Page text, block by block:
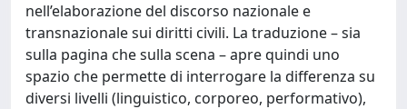
nell’elaborazione del discorso nazionale e
transnazionale sui diritti civili. La traduzione – sia
sulla pagina che sulla scena – apre quindi uno
spazio che permette di interrogare la differenza su
diversi livelli (linguistico, corporeo, performativo),